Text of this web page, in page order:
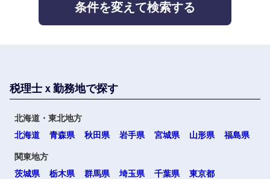
鹿児島県 沖縄県
条件を変えて検索する
税理士ｘ勤務地で探す
北海道・東北地方
北海道
青森県 秋田県 岩手県 宮城県 山形県 福島県
関東地方
茨城県
栃木県 群馬県 埼玉県 千葉県
東京都